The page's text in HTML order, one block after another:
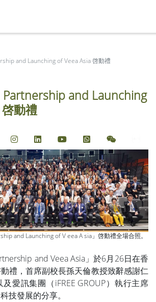
and Launching of Veea Asia 啓動禮
Partnership and Launching
動禮
and Launching of V eea A sia」啓動禮全場合照。
and Veea Asia」於6月26日在香
禮，首席副校長孫天倫教授致辭感謝仁
愛訊集團（iFREE GROUP）執行主席
技發展的分享。